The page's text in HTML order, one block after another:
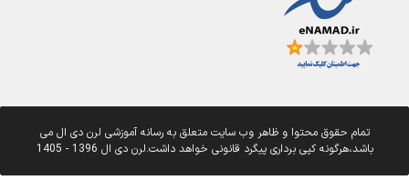
تمام حقوق محتوا و ظاهر وب سایت متعلق به رسانه آموزشی لرن دی ال می
باشد،هرگونه کپی برداری پیگرد قانونی خواهد داشت.لرن دی ال 1396 - 1405